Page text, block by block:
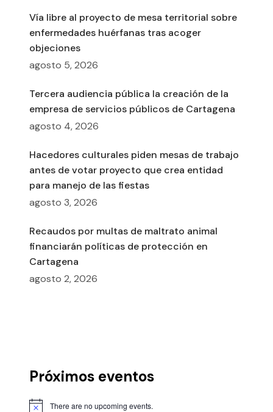
Vía libre al proyecto de mesa territorial sobre
enfermedades huérfanas tras acoger
objeciones
agosto 5, 2026
Tercera audiencia pública la creación de la
empresa de servicios públicos de Cartagena
agosto 4, 2026
Hacedores culturales piden mesas de trabajo
antes de votar proyecto que crea entidad
para manejo de las fiestas
agosto 3, 2026
Recaudos por multas de maltrato animal
financiarán políticas de protección en
Cartagena
agosto 2, 2026
Próximos eventos
There are no upcoming events.